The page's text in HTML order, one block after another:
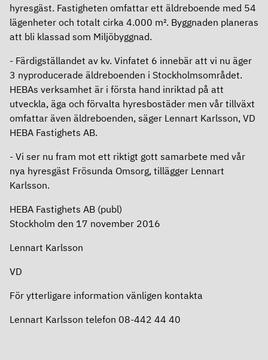
Rating
Fastighetsvärdering
Styrelse
Ledning
Ersättningar
Revisor
Bolagsordning
Bolagsstyrningsrapport
Årsredovisning
Affärsmodell, mål och strategi
Kontakt
In English
In English
hyresgäst. Fastigheten omfattar ett äldreboende med 54
lägenheter och totalt cirka 4.000 m². Byggnaden planeras
att bli klassad som Miljöbyggnad.
- Färdigställandet av kv. Vinfatet 6 innebär att vi nu äger
3 nyproducerade äldreboenden i Stockholmsområdet.
HEBAs verksamhet är i första hand inriktad på att
utveckla, äga och förvalta hyresbostäder men vår tillväxt
omfattar även äldreboenden, säger Lennart Karlsson, VD
HEBA Fastighets AB.
- Vi ser nu fram mot ett riktigt gott samarbete med vår
nya hyresgäst Frösunda Omsorg, tillägger Lennart
Karlsson.
HEBA Fastighets AB (publ)
Stockholm den 17 november 2016
Lennart Karlsson
VD
För ytterligare information vänligen kontakta
Lennart Karlsson telefon 08-442 44 40